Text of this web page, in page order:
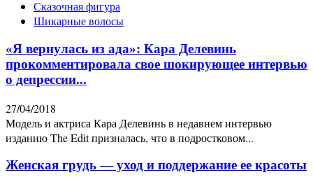
Сказочная фигура
Шикарные волосы
«Я вернулась из ада»: Кара Делевинь
прокомментировала свое шокирующее интервью
о депрессии...
27/04/2018
Модель и актриса Кара Делевинь в недавнем интервью
изданию The Edit призналась, что в подростковом...
Женская грудь — уход и поддержание ее красоты